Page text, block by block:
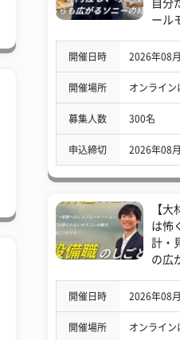
自分
ール
開催日時 2026年08
開催場所 オンライン
募集人数 300名
申込締切 2026年08
【
は怖
計・
の広
開催日時 2026年08
開催場所 オンライン